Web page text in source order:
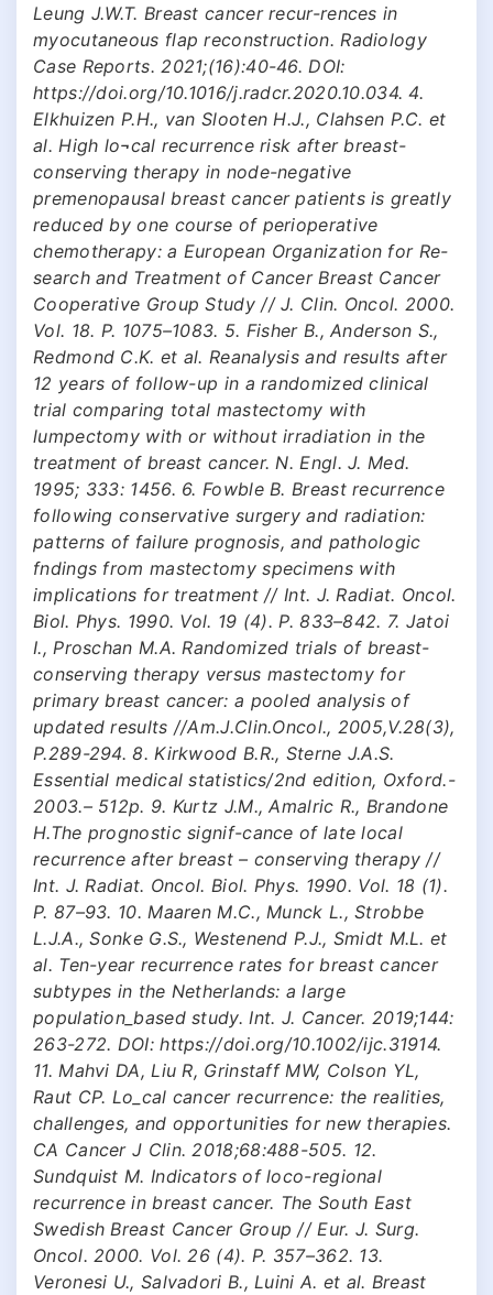
Leung J.W.T. Breast cancer recur-rences in
myocutaneous flap reconstruction. Radiology
Case Reports. 2021;(16):40-46. DOI:
https://doi.org/10.1016/j.radcr.2020.10.034. 4.
Elkhuizen P.H., van Slooten H.J., Clahsen P.C. et
al. High lo¬cal recurrence risk after breast-
conserving therapy in node-negative
premenopausal breast cancer patients is greatly
reduced by one course of perioperative
chemotherapy: a European Organization for Re-
search and Treatment of Cancer Breast Cancer
Cooperative Group Study // J. Clin. Oncol. 2000.
Vol. 18. P. 1075–1083. 5. Fisher В., Anderson S.,
Redmond C.K. et al. Reanalysis and results after
12 years of follow-up in a randomized clinical
trial comparing total mastectomy with
lumpectomy with or without irradiation in the
treatment of breast cancer. N. Engl. J. Med.
1995; 333: 1456. 6. Fowble B. Breast recurrence
following conservative surgery and radiation:
patterns of failure prognosis, and pathologic
fndings from mastectomy specimens with
implications for treatment // Int. J. Radiat. Oncol.
Biol. Phys. 1990. Vol. 19 (4). P. 833–842. 7. Jatoi
I., Proschan M.A. Randomized trials of breast-
conserving therapy versus mastectomy for
primary breast cancer: a pooled analysis of
updated results //Am.J.Clin.Oncol., 2005,V.28(3),
P.289-294. 8. Kirkwood В.R., Sterne J.A.S.
Essential medical statistics/2nd edition, Oxford.-
2003.– 512p. 9. Kurtz J.M., Amalric R., Brandone
H.The prognostic signif-cance of late local
recurrence after breast – conserving therapy //
Int. J. Radiat. Oncol. Biol. Phys. 1990. Vol. 18 (1).
P. 87–93. 10. Maaren M.C., Munck L., Strobbe
L.J.A., Sonke G.S., Westenend P.J., Smidt M.L. et
al. Ten-year recurrence rates for breast cancer
subtypes in the Netherlands: a large
population_based study. Int. J. Cancer. 2019;144:
263-272. DOI: https://doi.org/10.1002/ijc.31914.
11. Mahvi DA, Liu R, Grinstaff MW, Colson YL,
Raut CP. Lo_cal cancer recurrence: the realities,
challenges, and opportunities for new therapies.
CA Cancer J Clin. 2018;68:488-505. 12.
Sundquist M. Indicators of loco-regional
recurrence in breast cancer. The South East
Swedish Breast Cancer Group // Eur. J. Surg.
Oncol. 2000. Vol. 26 (4). P. 357–362. 13.
Veronesi U., Salvadori B., Luini A. et al. Breast